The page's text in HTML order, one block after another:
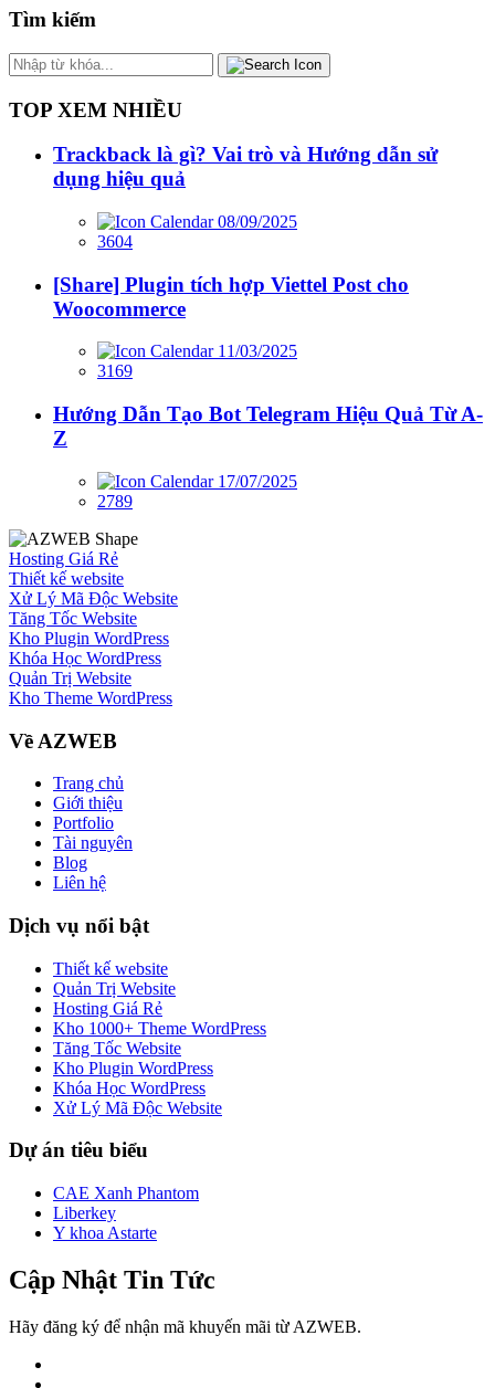
Tìm kiếm
TOP XEM NHIỀU
Trackback là gì? Vai trò và Hướng dẫn sử
dụng hiệu quả
08/09/2025
3604
[Share] Plugin tích hợp Viettel Post cho
Woocommerce
11/03/2025
3169
Hướng Dẫn Tạo Bot Telegram Hiệu Quả Từ A-
Z
17/07/2025
2789
Hosting Giá Rẻ
Thiết kế website
Xử Lý Mã Độc Website
Tăng Tốc Website
Kho Plugin WordPress
Khóa Học WordPress
Quản Trị Website
Kho Theme WordPress
Về AZWEB
Trang chủ
Giới thiệu
Portfolio
Tài nguyên
Blog
Liên hệ
Dịch vụ nổi bật
Thiết kế website
Quản Trị Website
Hosting Giá Rẻ
Kho 1000+ Theme WordPress
Tăng Tốc Website
Kho Plugin WordPress
Khóa Học WordPress
Xử Lý Mã Độc Website
Dự án tiêu biểu
CAE Xanh Phantom
Liberkey
Y khoa Astarte
Cập Nhật Tin Tức
Hãy đăng ký để nhận mã khuyến mãi từ AZWEB.